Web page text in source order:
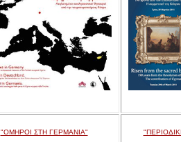
"ΟΜΗΡΟΙ ΣΤΗ ΓΕΡΜΑΝΙΑ"